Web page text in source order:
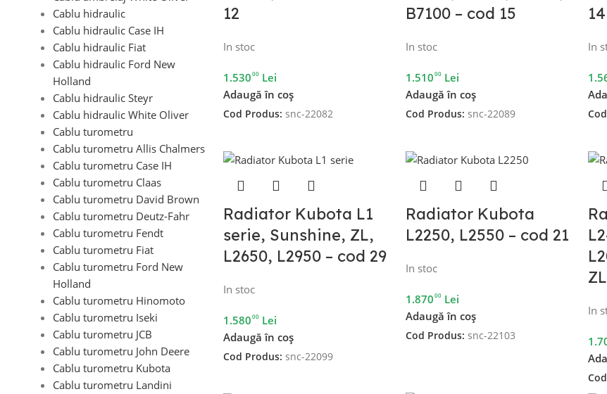
Cablu hidraulic
Cablu hidraulic Case IH
Cablu hidraulic Fiat
Cablu hidraulic Ford New
Holland
Cablu hidraulic Steyr
Cablu hidraulic White Oliver
Cablu turometru
Cablu turometru Allis Chalmers
Cablu turometru Case IH
Cablu turometru Claas
Cablu turometru David Brown
Cablu turometru Deutz-Fahr
Cablu turometru Fendt
Cablu turometru Fiat
Cablu turometru Ford New
Holland
Cablu turometru Hinomoto
Cablu turometru Iseki
Cablu turometru JCB
Cablu turometru John Deere
Cablu turometru Kubota
Cablu turometru Landini
12
In stoc
1.53000 Lei
Adaugă în coș
Cod Produs: snc-22082
B7100 – cod 15
In stoc
1.51000 Lei
Adaugă în coș
Cod Produs:snc-22089
14
In
Radiator Kubota L1
serie, Sunshine, ZL,
L2650, L2950 – cod 29
In stoc
1.58000 Lei
Adaugă în coș
Cod Produs: snc-22099
Radiator Kubota
L2250, L2550 – cod 21
In stoc
1.87000 Lei
Adaugă în coș
Cod Produs: snc-22103
In